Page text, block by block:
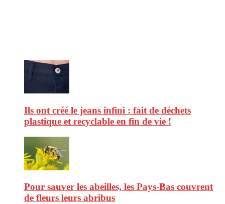
Ils ont créé le jeans infini : fait de déchets
plastique et recyclable en fin de vie !
Pour sauver les abeilles, les Pays-Bas couvrent
de fleurs leurs abribus